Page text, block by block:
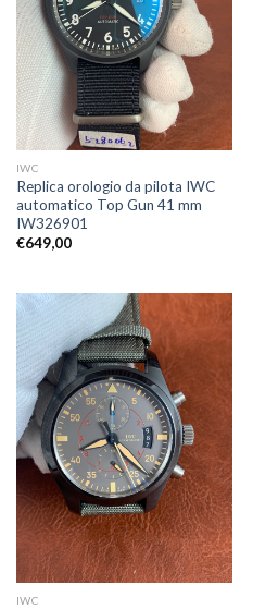
IWC
Replica orologio da pilota IWC
automatico Top Gun 41 mm
IW326901
€649,00
IWC